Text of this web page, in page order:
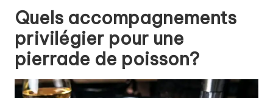
Quels accompagnements
privilégier pour une
pierrade de poisson?